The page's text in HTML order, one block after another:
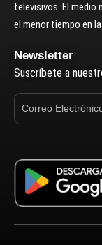
televisivos. El medio
el menor tiempo en
Newsletter
Suscríbete a